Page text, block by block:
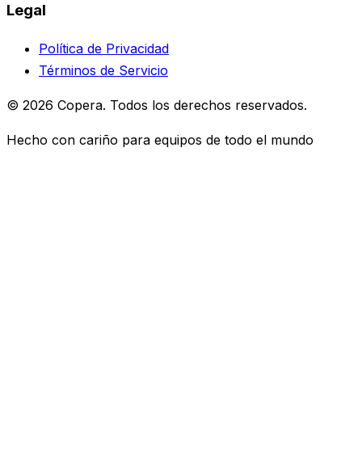
Legal
Política de Privacidad
Términos de Servicio
© 2026 Copera. Todos los derechos reservados.
Hecho con cariño para equipos de todo el mundo